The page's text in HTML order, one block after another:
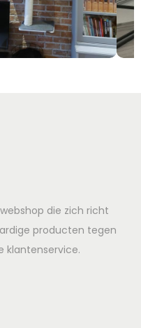
die zich richt
producten tegen
klantenservice.